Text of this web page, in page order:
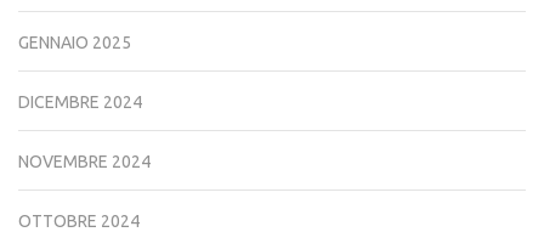
GENNAIO 2025
DICEMBRE 2024
NOVEMBRE 2024
OTTOBRE 2024